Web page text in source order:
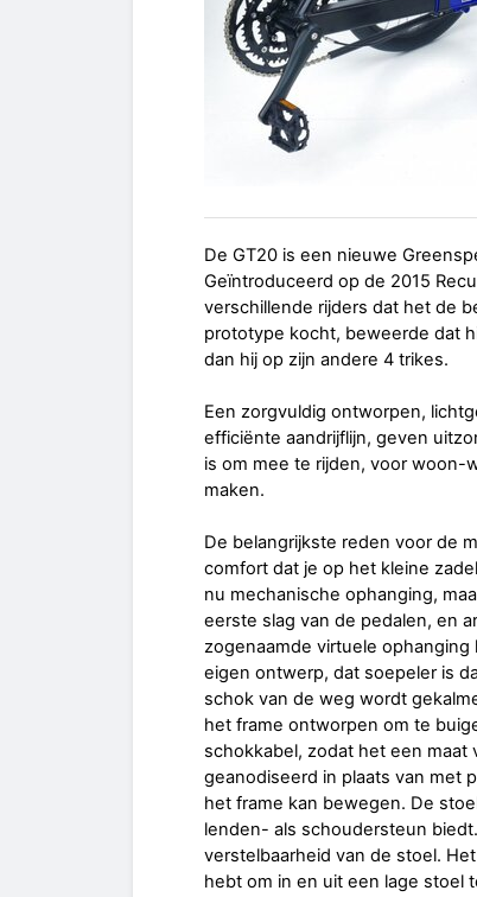
De GT20 is een nieuwe
Geïntroduceerd op de 2015
verschillende rijders dat het de
prototype kocht, beweerde dat
dan hij op zijn andere 4 trikes.
Een zorgvuldig ontworpen,
efficiënte aandrijflijn, geven
is om mee te rijden, voor woon-
maken.
De belangrijkste reden voor de
comfort dat je op het kleine
nu mechanische ophanging,
eerste slag van de pedalen, en
zogenaamde virtuele
eigen ontwerp, dat soepeler is
schok van de weg wordt
het frame ontworpen om te
schokkabel, zodat het een
geanodiseerd in plaats van met
het frame kan bewegen. De
lenden- als schoudersteun
verstelbaarheid van de stoel.
hebt om in en uit een lage stoel